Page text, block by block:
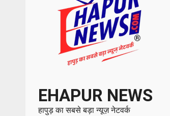
EHAPUR NEWS
हापुड़ का सबसे बड़ा न्यूज़ नेटवर्क